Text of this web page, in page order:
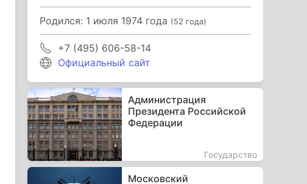
Родился: 1 июля 1974 года (52 года)
+7 (495) 606-58-14
Официальный сайт
Администрация
Президента Российской
Федерации
Государство
Московский